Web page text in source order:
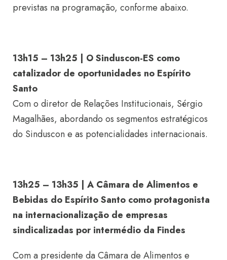
previstas na programação, conforme abaixo.
13h15 – 13h25 | O Sinduscon-ES como
catalizador de oportunidades no Espírito
Santo
Com o diretor de Relações Institucionais, Sérgio
Magalhães, abordando os segmentos estratégicos
do Sinduscon e as potencialidades internacionais.
13h25 – 13h35 | A Câmara de Alimentos e
Bebidas do Espírito Santo como protagonista
na internacionalização de empresas
sindicalizadas por intermédio da Findes
Com a presidente da Câmara de Alimentos e